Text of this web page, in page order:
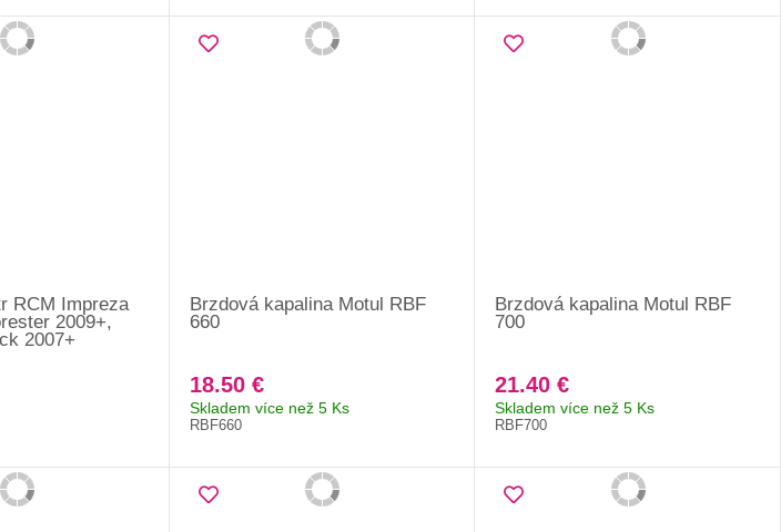
RCM Impreza
2009+,
2007+
Brzdová kapalina Motul RBF
660
18.50 €
Skladem více než 5 Ks
RBF660
Brzdová kapalina Motul RBF
700
21.40 €
Skladem více než 5 Ks
RBF700